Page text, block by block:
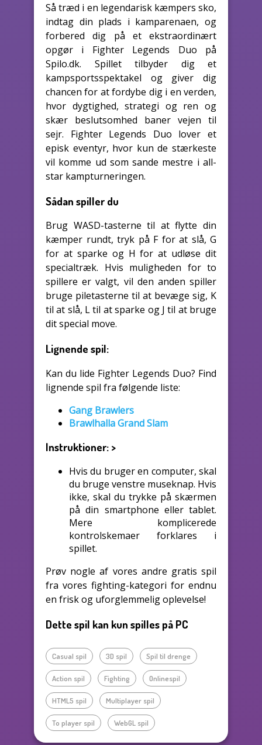
Så træd i en legendarisk kæmpers sko,
indtag din plads i kamparenaen, og
forbered dig på et ekstraordinært
opgør i Fighter Legends Duo på
Spilo.dk. Spillet tilbyder dig et
kampsportsspektakel og giver dig
chancen for at fordybe dig i en verden,
hvor dygtighed, strategi og ren og
skær beslutsomhed baner vejen til
sejr. Fighter Legends Duo lover et
episk eventyr, hvor kun de stærkeste
vil komme ud som sande mestre i all-
star kampturneringen.
Sådan spiller du
Brug WASD-tasterne til at flytte din
kæmper rundt, tryk på F for at slå, G
for at sparke og H for at udløse dit
specialtræk. Hvis muligheden for to
spillere er valgt, vil den anden spiller
bruge piletasterne til at bevæge sig, K
til at slå, L til at sparke og J til at bruge
dit special move.
Lignende spil:
Kan du lide Fighter Legends Duo? Find
lignende spil fra følgende liste:
Gang Brawlers
Brawlhalla Grand Slam
Instruktioner: >
Hvis du bruger en computer, skal
du bruge venstre museknap. Hvis
ikke, skal du trykke på skærmen
på din smartphone eller tablet.
Mere komplicerede
kontrolskemaer forklares i
spillet.
Prøv nogle af vores andre gratis spil
fra vores fighting-kategori for endnu
en frisk og uforglemmelig oplevelse!
Dette spil kan kun spilles på PC
Casual spil 3D spil Spil til drenge
Action spil Fighting Onlinespil
HTML5 spil Multiplayer spil
To player spil WebGL spil